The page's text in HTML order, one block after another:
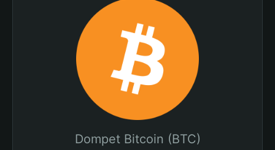
Dompet Bitcoin (BTC)